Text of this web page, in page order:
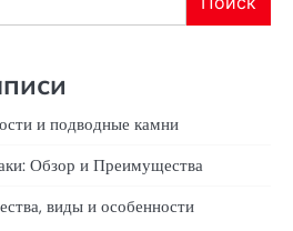
и подводные камни
Обзор и Преимущества
виды и особенности